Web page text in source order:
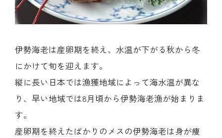
伊勢海老は産卵期を終え、水温が下がる秋から冬
にかけて旬を迎えます。
縦に長い日本では漁獲地域によって海水温が異な
り、早い地域では8月頃から伊勢海老漁が始まりま
す。
産卵期を終えたばかりのメスの伊勢海老は身が痩